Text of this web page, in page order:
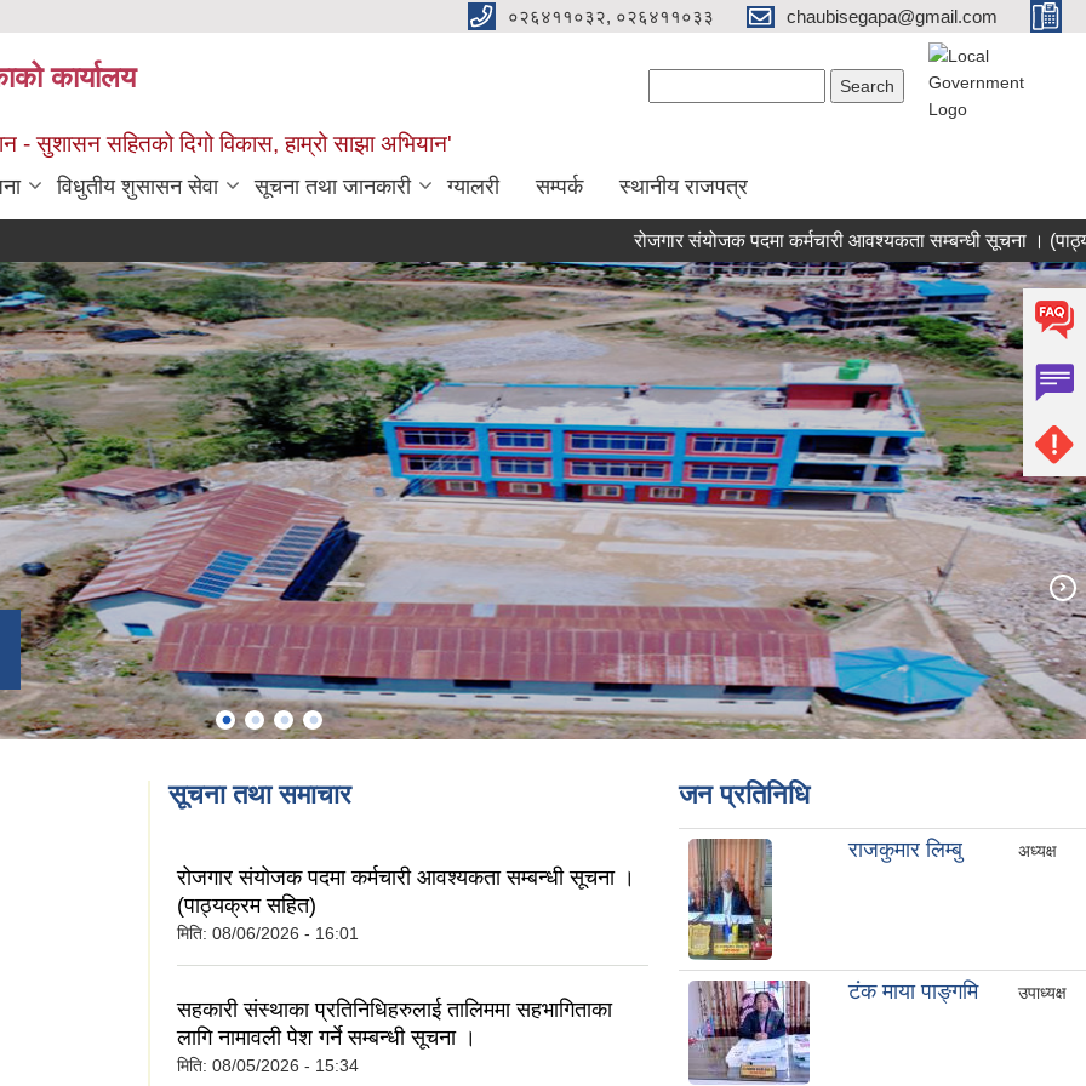
०२६४११०३२, ०२६४११०३३ chaubisegapa@gmail.com
कार्यालय
- सुशासन सहितको दिगो विकास, हाम्रो साझा अभियान'
विधुतीय शुसासन सेवा सूचना तथा जानकारी ग्यालरी सम्पर्क स्थानीय राजपत्र
रोजगार संयोजक पदमा कर्मचारी आवश्यकता सम्बन्धी सूचना । (पाठ्यक्रम
सूचना तथा समाचार
रोजगार संयोजक पदमा कर्मचारी आवश्यकता सम्बन्धी सूचना ।
(पाठ्यक्रम सहित)
मिति: 08/06/2026 - 16:01
सहकारी संस्थाका प्रतिनिधिहरुलाई तालिममा सहभागिताका
लागि नामावली पेश गर्ने सम्बन्धी सूचना ।
मिति: 08/05/2026 - 15:34
जन प्रतिनिधि
राजकुमार लिम्बु अध्यक्ष
टंक माया पाङ्गमि उपाध्यक्ष